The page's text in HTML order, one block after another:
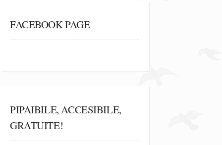
FACEBOOK PAGE
PIPAIBILE, ACCESIBILE,
GRATUITE!